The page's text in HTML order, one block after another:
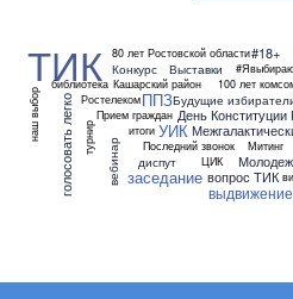
#18+
100 лет
80 лет Ростовской области
Будущие
Выставки
День Конституции
Кашарский район
Конкурс
Митинг
ППЗ
Последний звонок
Прием граждан
Ростелеком
ТИК
УИК
ЦИК
библиотека
вебинар вопрос ТИК
выдвижение
голосовать легко диспут
заседание
итоги
наш выбор турнир